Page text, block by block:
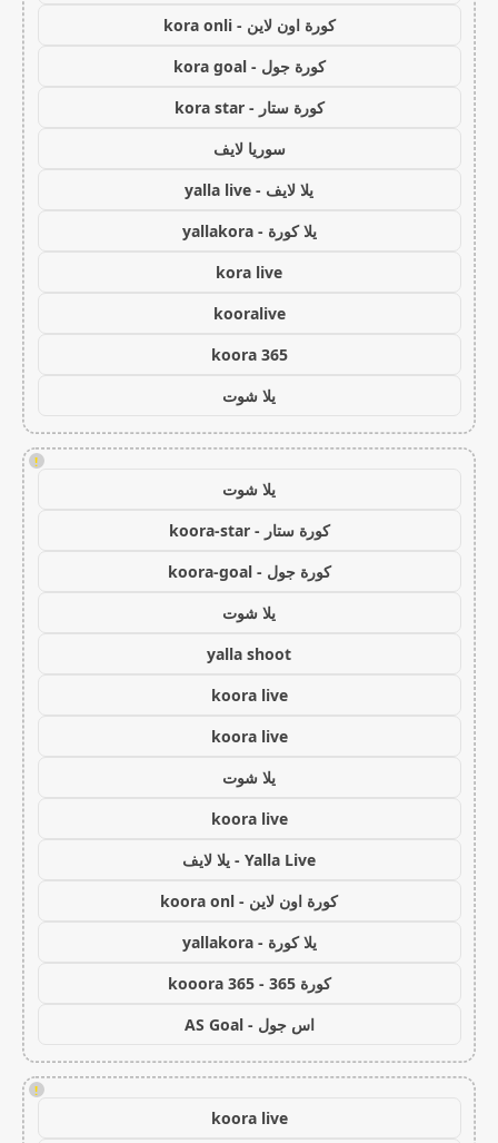
كورة اون لاين - kora onli
كورة جول - kora goal
كورة ستار - kora star
سوريا لايف
يلا لايف - yalla live
يلا كورة - yallakora
kora live
kooralive
koora 365
يلا شوت
!
يلا شوت
كورة ستار - koora-star
كورة جول - koora-goal
يلا شوت
yalla shoot
koora live
koora live
يلا شوت
koora live
Yalla Live - يلا لايف
كورة اون لاين - koora onl
يلا كورة - yallakora
كورة 365 - kooora 365
اس جول - AS Goal
!
koora live